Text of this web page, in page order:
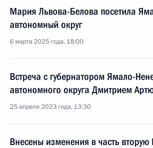
Мария Львова-Белова посетила
автономный округ
6 марта 2025 года, 18:00
Встреча с губернатором Ямало-
автономного округа Дмитрием
25 апреля 2023 года, 13:30
Внесены изменения в часть вторую